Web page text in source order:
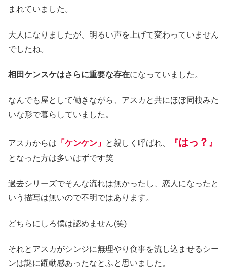
まれていました。
大人になりましたが、明るい声を上げて変わっていません
でしたね。
相田ケンスケはさらに重要な存在になっていました。
なんでも屋として働きながら、アスカと共にほぼ同棲みた
いな形で暮らしていました。
アスカからは 「ケンケン」 と親しく呼ばれ、 『はっ？ 』
となった方は多いはずです笑
過去シリーズでそんな流れは無かったし、恋人になったと
いう描写は無いので不明ではあります。
どちらにしろ僕は認めません(笑)
それとアスカがシンジに無理やり食事を流し込ませるシー
ンは謎に躍動感あったなとふと思いました。